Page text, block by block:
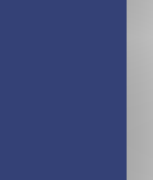
2021
(de
surtout maxi
familiale
par semaine, 1
et surtout